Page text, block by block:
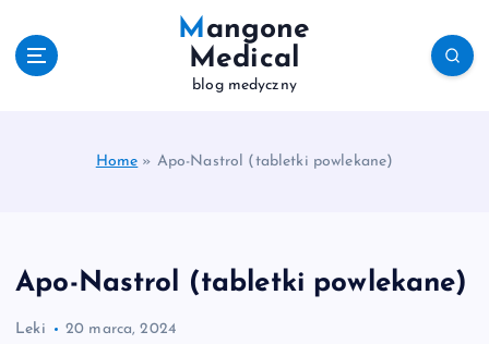
Mangone
Medical
blog medyczny
Home » Apo-Nastrol (tabletki powlekane)
Apo-Nastrol (tabletki powlekane)
Leki 20 marca, 2024